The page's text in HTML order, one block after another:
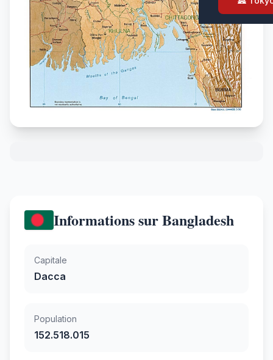
Informations sur Bangladesh
Capitale
Dacca
Population
152.518.015